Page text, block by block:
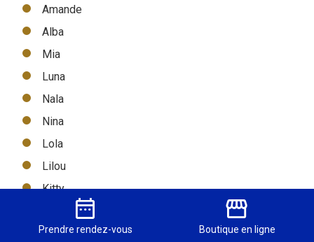
Amande
Alba
Mia
Luna
Nala
Nina
Lola
Lilou
Kitty
Maya
date_range
Prendrerendez-vous
storefront
Boutique en ligne